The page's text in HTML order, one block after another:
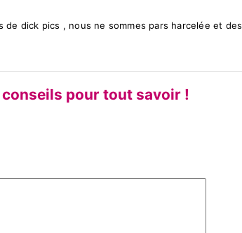
dick pics , nous ne sommes pars harcelée et des
pour tout savoir !